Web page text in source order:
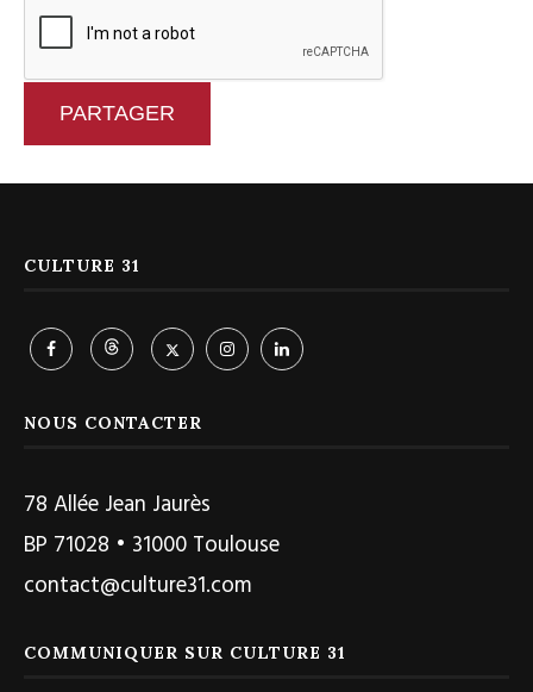
PARTAGER
CULTURE 31
NOUS CONTACTER
78 Allée Jean Jaurès
BP 71028 • 31000 Toulouse
contact@culture31.com
COMMUNIQUER SUR CULTURE 31